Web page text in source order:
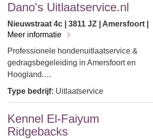
Dano's Uitlaatservice.nl
Nieuwstraat 4c | 3811 JZ | Amersfoort |
Meer informatie
Professionele hondenuitlaatservice &
gedragsbegeleiding in Amersfoort en
Hoogland.…
Type bedrijf: Uitlaatservice
Kennel El-Faiyum
Ridgebacks